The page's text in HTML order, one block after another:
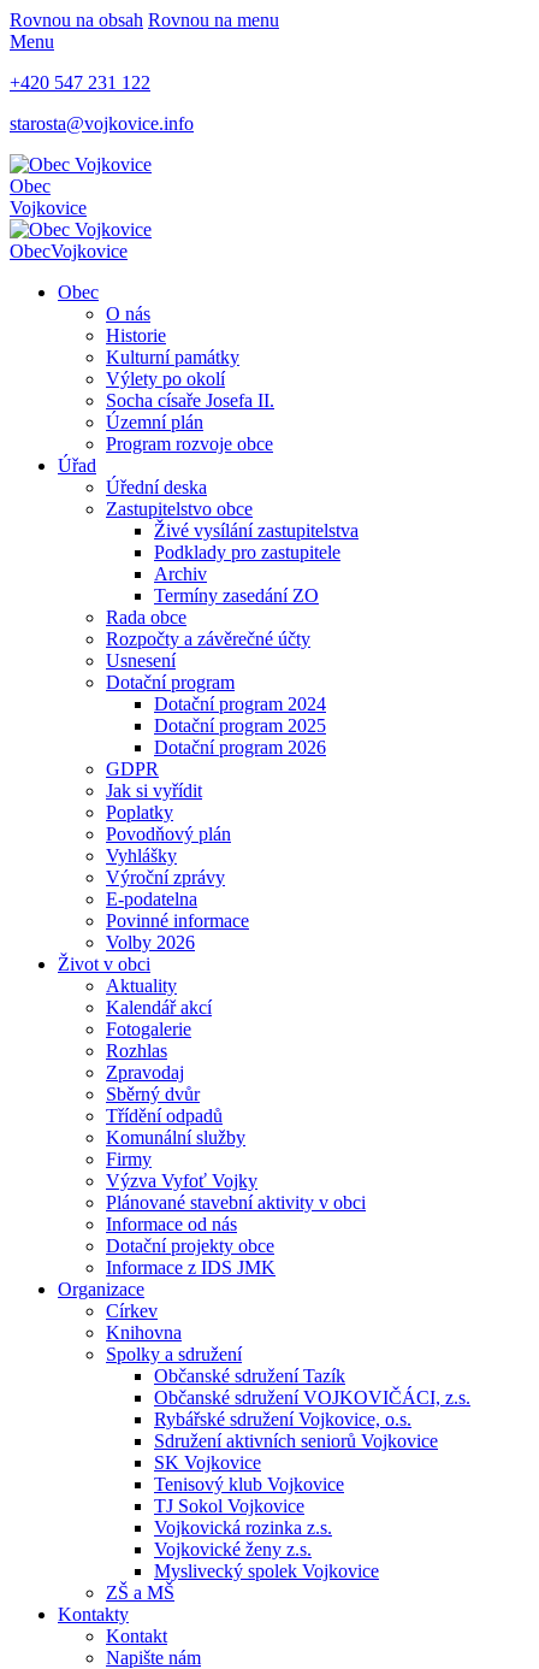
Rovnou na obsah Rovnou na menu
Menu
+420 547 231 122
starosta@vojkovice.info
Obec
Vojkovice
ObecVojkovice
Obec
O nás
Historie
Kulturní památky
Výlety po okolí
Socha císaře Josefa II.
Územní plán
Program rozvoje obce
Úřad
Úřední deska
Zastupitelstvo obce
Živé vysílání zastupitelstva
Podklady pro zastupitele
Archiv
Termíny zasedání ZO
Rada obce
Rozpočty a závěrečné účty
Usnesení
Dotační program
Dotační program 2024
Dotační program 2025
Dotační program 2026
GDPR
Jak si vyřídit
Poplatky
Povodňový plán
Vyhlášky
Výroční zprávy
E-podatelna
Povinné informace
Volby 2026
Život v obci
Aktuality
Kalendář akcí
Fotogalerie
Rozhlas
Zpravodaj
Sběrný dvůr
Třídění odpadů
Komunální služby
Firmy
Výzva Vyfoť Vojky
Plánované stavební aktivity v obci
Informace od nás
Dotační projekty obce
Informace z IDS JMK
Organizace
Církev
Knihovna
Spolky a sdružení
Občanské sdružení Tazík
Občanské sdružení VOJKOVIČÁCI, z.s.
Rybářské sdružení Vojkovice, o.s.
Sdružení aktivních seniorů Vojkovice
SK Vojkovice
Tenisový klub Vojkovice
TJ Sokol Vojkovice
Vojkovická rozinka z.s.
Vojkovické ženy z.s.
Myslivecký spolek Vojkovice
ZŠ a MŠ
Kontakty
Kontakt
Napište nám